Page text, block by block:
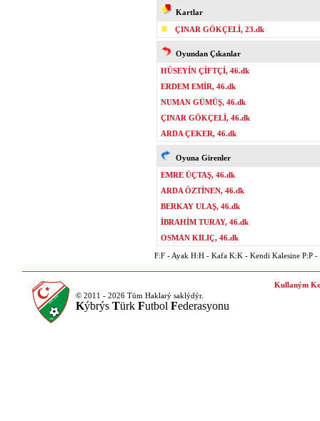
Kartlar
ÇINAR GÖKÇELİ, 23.dk
Oyundan Çıkanlar
HÜSEYİN ÇİFTÇİ, 46.dk
ERDEM EMİR, 46.dk
NUMAN GÜMÜŞ, 46.dk
ÇINAR GÖKÇELİ, 46.dk
ARDA ÇEKER, 46.dk
Oyuna Girenler
EMRE ÜÇTAŞ, 46.dk
ARDA ÖZTİNEN, 46.dk
BERKAY ULAŞ, 46.dk
İBRAHİM TURAY, 46.dk
OSMAN KILIÇ, 46.dk
F:F - Ayak H:H - Kafa K:K - Kendi Kalesine P:P -
© 2011 - 2026 Tüm Haklarý saklýdýr.
Kýbrýs Türk Futbol Federasyonu
Kullaným